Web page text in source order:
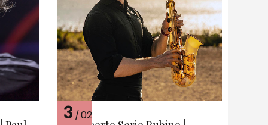
3 /02